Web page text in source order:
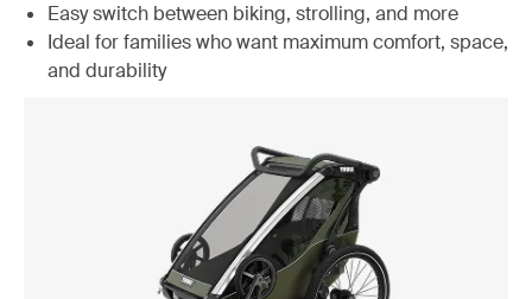
Easy switch between biking, strolling, and more
Ideal for families who want maximum comfort, space,
and durability